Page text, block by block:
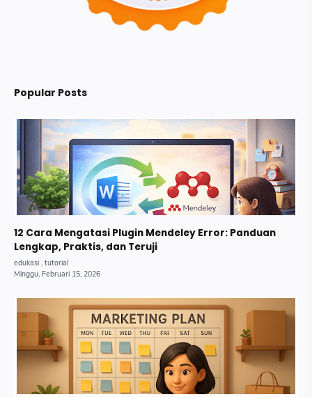
Popular Posts
12 Cara Mengatasi Plugin Mendeley Error: Panduan
Lengkap, Praktis, dan Teruji